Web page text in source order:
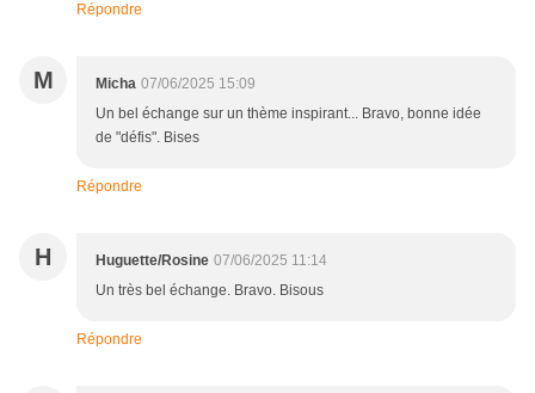
Répondre
M Micha 07/06/2025 15:09
Un bel échange sur un thème inspirant... Bravo, bonne idée
de "défis". Bises
Répondre
H Huguette/Rosine 07/06/2025 11:14
Un très bel échange. Bravo. Bisous
Répondre